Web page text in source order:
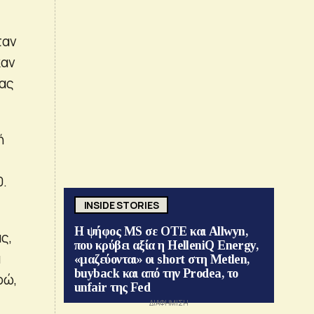
INSIDE STORIES
Η ψήφος MS σε ΟΤΕ και Allwyn,
που κρύβει αξία η HelleniQ Energy,
«μαζεύονται» οι short στη Metlen,
buyback και από την Prodea, το
unfair της Fed